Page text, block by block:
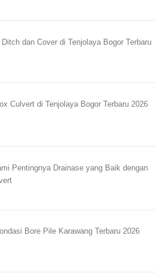
Ditch dan Cover di Tenjolaya Bogor Terbaru
Culvert di Tenjolaya Bogor Terbaru 2026
Pentingnya Drainase yang Baik dengan
Bore Pile Karawang Terbaru 2026